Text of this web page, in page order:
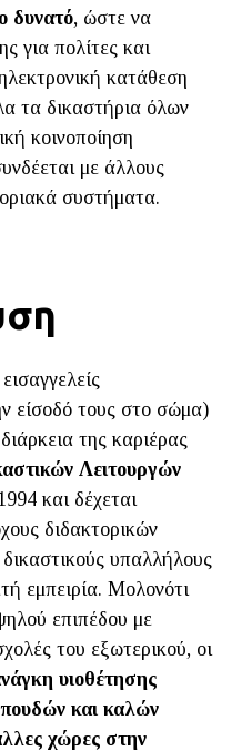
δυνατό, ώστε να
για πολίτες και
κατάθεση
τα δικαστήρια όλων
κοινοποίηση
με άλλους
συστήματα.
είσοδό τους στο σώμα)
της καριέρας
Λειτουργών
και δέχεται
διδακτορικών
υπαλλήλους
εμπειρία. Μολονότι
επιπέδου με
του εξωτερικού, οι
υιοθέτησης
και καλών
χώρες στην